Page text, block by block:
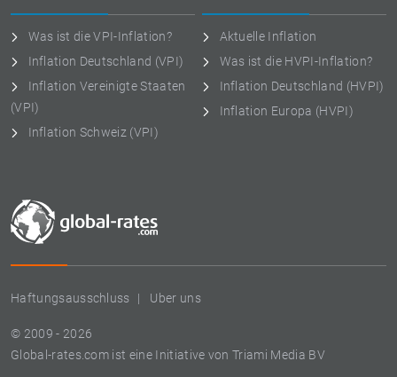
Haftungsausschluss Uber uns
© 2009 - 2026
Global-rates.com ist eine Initiative von Triami Media BV
Was ist die VPI-Inflation?
Inflation Deutschland (VPI)
Inflation Vereinigte Staaten
(VPI)
Inflation Schweiz (VPI)
Aktuelle Inflation
Was ist die HVPI-Inflation?
Inflation Deutschland (HVPI)
Inflation Europa (HVPI)